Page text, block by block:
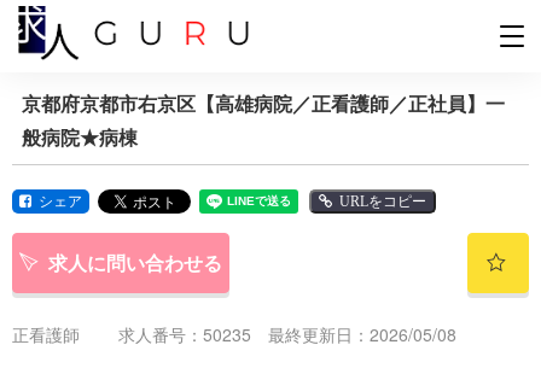
京都府京都市右京区【高雄病院／正看護師／正社員】一
般病院★病棟
シェア URLをコピー
求人に問い合わせる
正看護師 求人番号：50235 最終更新日：2026/05/08